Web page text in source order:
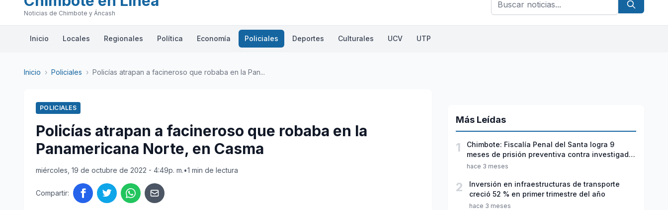
Noticias de Chimbote y Áncash
Inicio Locales Regionales Política Economía Policiales Deportes Culturales UCV UTP
Inicio › Policiales › Policías atrapan a facineroso que robaba en la Pan...
POLICIALES
Policías atrapan a facineroso que robaba en la
Panamericana Norte, en Casma
miércoles, 19 de octubre de 2022 - 4:49p. m.•1 min de lectura
Compartir:
Más Leídas
1
Chimbote: Fiscalía Penal del Santa logra 9
meses de prisión preventiva contra investigado
por violación sexual y tentativa de feminicidio
hace 3 meses
2
Inversión en infraestructuras de transporte
creció 52 % en primer trimestre del año
hace 3 meses